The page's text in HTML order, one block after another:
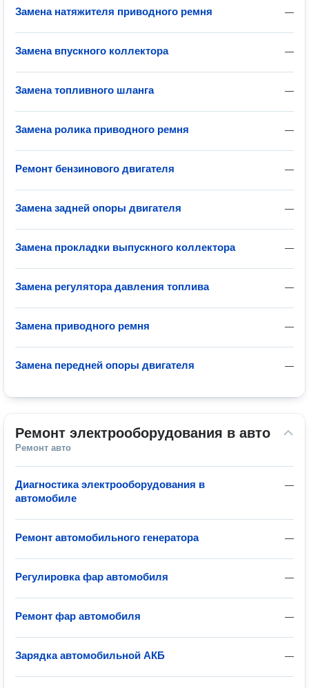
—
Замена натяжителя приводного ремня
—
Замена впускного коллектора
—
Замена топливного шланга
—
Замена ролика приводного ремня
—
Ремонт бензинового двигателя
—
Замена задней опоры двигателя
—
Замена прокладки выпускного коллектора
—
Замена регулятора давления топлива
—
Замена приводного ремня
—
Замена передней опоры двигателя
Ремонт электрооборудования в авто
Ремонт авто
—
Диагностика электрооборудования в
автомобиле
—
Ремонт автомобильного генератора
—
Регулировка фар автомобиля
—
Ремонт фар автомобиля
—
Зарядка автомобильной АКБ